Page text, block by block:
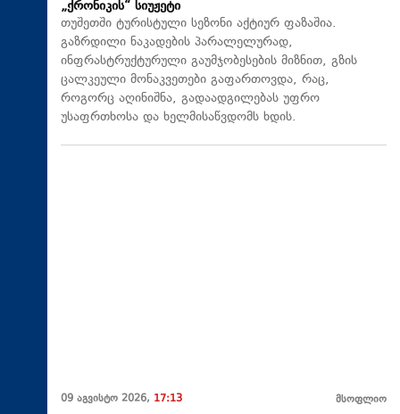
„ქრონიკის“ სიუჟეტი
თუშეთში ტურისტული სეზონი აქტიურ ფაზაშია.
გაზრდილი ნაკადების პარალელურად,
ინფრასტრუქტურული გაუმჯობესების მიზნით, გზის
ცალკეული მონაკვეთები გაფართოვდა, რაც,
როგორც აღინიშნა, გადაადგილებას უფრო
უსაფრთხოსა და ხელმისაწვდომს ხდის.
09 აგვისტო 2026, 17:13 მსოფლიო